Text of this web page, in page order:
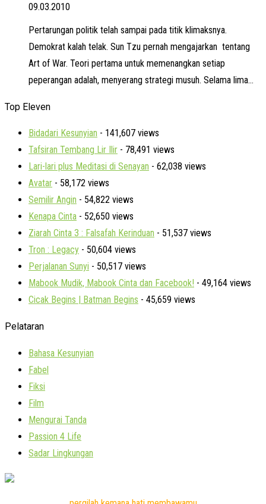
09.03.2010
Pertarungan politik telah sampai pada titik klimaksnya.
Demokrat kalah telak. Sun Tzu pernah mengajarkan tentang
Art of War. Teori pertama untuk memenangkan setiap
peperangan adalah, menyerang strategi musuh. Selama lima…
Top Eleven
Bidadari Kesunyian - 141,607 views
Tafsiran Tembang Lir Ilir - 78,491 views
Lari-lari plus Meditasi di Senayan - 62,038 views
Avatar - 58,172 views
Semilir Angin - 54,822 views
Kenapa Cinta - 52,650 views
Ziarah Cinta 3 : Falsafah Kerinduan - 51,537 views
Tron : Legacy - 50,604 views
Perjalanan Sunyi - 50,517 views
Mabook Mudik, Mabook Cinta dan Facebook! - 49,164 views
Cicak Begins | Batman Begins - 45,659 views
Pelataran
Bahasa Kesunyian
Fabel
Fiksi
Film
Mengurai Tanda
Passion 4 Life
Sadar Lingkungan